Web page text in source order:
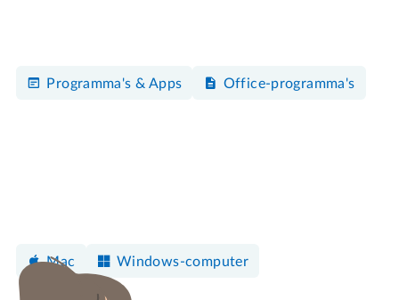
Programma's & Apps Office-programma's
Mac Windows-computer